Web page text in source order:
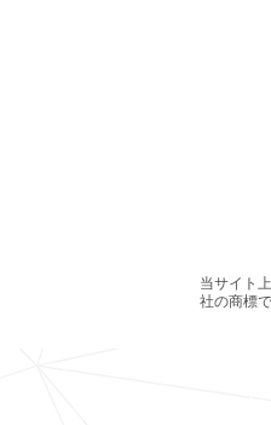
当サイト
社の商標で